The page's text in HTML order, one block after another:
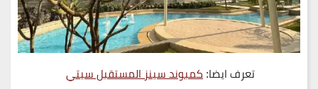
تعرف ايضا:كمبوند سينز المستقبل سيتي